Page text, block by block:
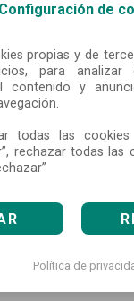
Configuración de
propias y de
para
contenido y
todas las
rechazar todas las
Política de